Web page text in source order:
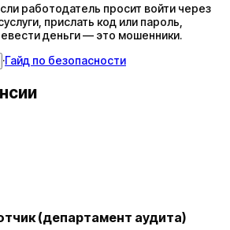
работодатель просит войти через
прислать код или пароль,
деньги — это мошенники.
·Гайд по безопасности
(департамент аудита)